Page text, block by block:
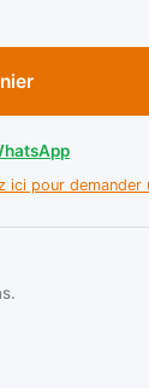
ici pour demander